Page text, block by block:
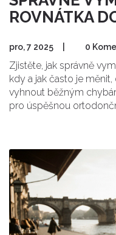
ROVNÁTKA
pro, 7 2025 0
Zjistěte, jak správně
kdy a jak často je
vyhnout běžným
pro úspěšnou